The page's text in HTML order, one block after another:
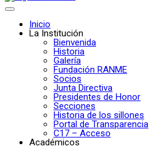
Inicio
La Institución
Bienvenida
Historia
Galería
Fundación RANME
Socios
Junta Directiva
Presidentes de Honor
Secciones
Historia de los sillones
Portal de Transparencia
C17 – Acceso
Académicos